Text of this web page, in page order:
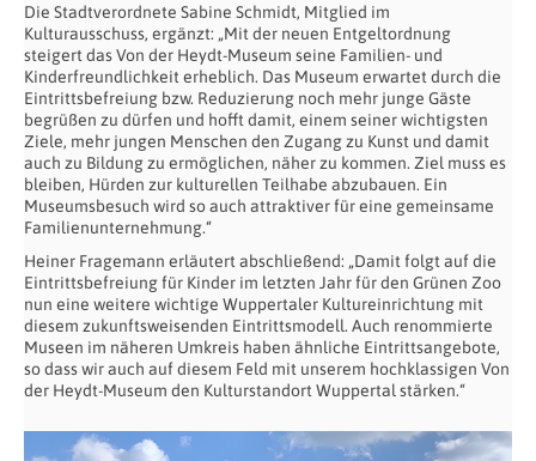
Die Stadtverordnete Sabine Schmidt, Mitglied im
Kulturausschuss, ergänzt: „Mit der neuen Entgeltordnung
steigert das Von der Heydt-Museum seine Familien- und
Kinderfreundlichkeit erheblich. Das Museum erwartet durch die
Eintrittsbefreiung bzw. Reduzierung noch mehr junge Gäste
begrüßen zu dürfen und hofft damit, einem seiner wichtigsten
Ziele, mehr jungen Menschen den Zugang zu Kunst und damit
auch zu Bildung zu ermöglichen, näher zu kommen. Ziel muss es
bleiben, Hürden zur kulturellen Teilhabe abzubauen. Ein
Museumsbesuch wird so auch attraktiver für eine gemeinsame
Familienunternehmung.“
Heiner Fragemann erläutert abschließend: „Damit folgt auf die
Eintrittsbefreiung für Kinder im letzten Jahr für den Grünen Zoo
nun eine weitere wichtige Wuppertaler Kultureinrichtung mit
diesem zukunftsweisenden Eintrittsmodell. Auch renommierte
Museen im näheren Umkreis haben ähnliche Eintrittsangebote,
so dass wir auch auf diesem Feld mit unserem hochklassigen Von
der Heydt-Museum den Kulturstandort Wuppertal stärken.“